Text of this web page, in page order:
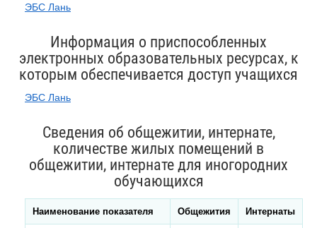
ЭБС Лань
Информация о приспособленных
электронных образовательных ресурсах, к
которым обеспечивается доступ учащихся
ЭБС Лань
Сведения об общежитии, интернате,
количестве жилых помещений в
общежитии, интернате для иногородних
обучающихся
Наименование показателя Общежития Интернаты